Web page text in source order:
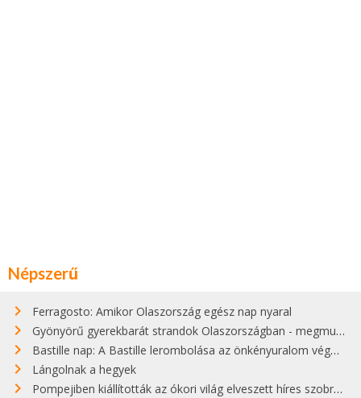
Népszerű
Ferragosto: Amikor Olaszország egész nap nyaral
Gyönyörű gyerekbarát strandok Olaszországban - megmutatjuk a 15 legjobbat
Bastille nap: A Bastille lerombolása az önkényuralom végét jelentette
Lángolnak a hegyek
Pompejiben kiállították az ókori világ elveszett híres szobrának másolatát